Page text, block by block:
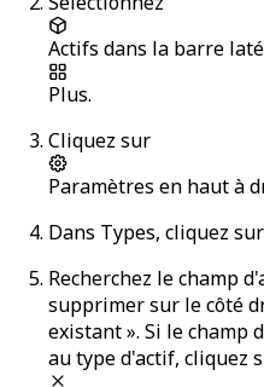
Actifs dans la barre
Plus.
Cliquez sur
Paramètres en haut à
Dans Types, cliquez
Recherchez le champ
supprimer sur le côté
existant ». Si le champ
au type d'actif, cliquez